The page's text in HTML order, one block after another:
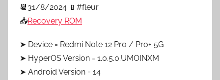
📆31/8/2024 📱#fleur
📥Recovery ROM
➤ Device = Redmi Note 12 Pro / Pro+ 5G
➤ HyperOS Version = 1.0.5.0.UMOINXM
➤ Android Version = 14